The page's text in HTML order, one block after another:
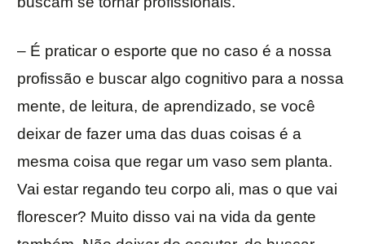
– É praticar o esporte que no caso é a nossa
profissão e buscar algo cognitivo para a nossa
mente, de leitura, de aprendizado, se você
deixar de fazer uma das duas coisas é a
mesma coisa que regar um vaso sem planta.
Vai estar regando teu corpo ali, mas o que vai
florescer? Muito disso vai na vida da gente